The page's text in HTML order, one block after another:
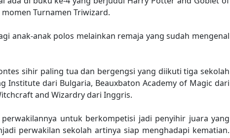
Turnamen Triwizard.
anak-anak polos melainkan remaja yang sudah mengenal
sihir paling tua dan bergengsi yang diikuti tiga sekolah
Institute dari Bulgaria, Beauxbaton Academy of Magic dari
and Wizardry dari Inggris.
untuk berkompetisi jadi penyihir juara yang
perwakilan sekolah artinya siap menghadapi kematian.